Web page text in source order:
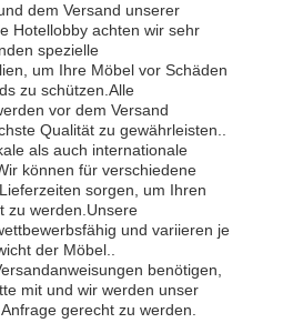
dem Versand unserer
Hotellobby achten wir sehr
spezielle
um Ihre Möbel vor Schäden
zu schützen.Alle
vor dem Versand
Qualität zu gewährleisten..
als auch internationale
können für verschiedene
sorgen, um Ihren
zu werden.Unsere
und variieren je
der Möbel..
benötigen,
mit und wir werden unser
gerecht zu werden.